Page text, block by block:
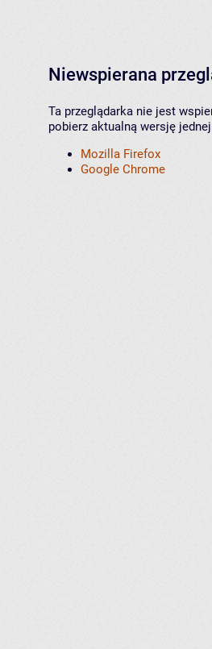
Niewspierana
Ta przeglądarka nie jest
pobierz aktualną wersję
Mozilla Firefox
Google Chrome